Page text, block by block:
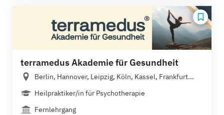
terramedus Akademie für Gesundheit
Berlin, Hannover, Leipzig, Köln, Kassel, Frankfurt...
Heilpraktiker/in für Psychotherapie
Fernlehrgang